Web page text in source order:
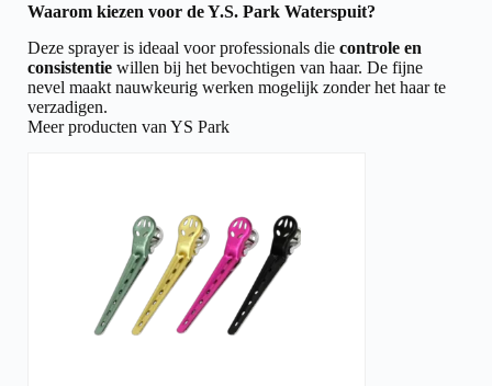
Waarom kiezen voor de Y.S. Park Waterspuit?
Deze sprayer is ideaal voor professionals die controle en
consistentie willen bij het bevochtigen van haar. De fijne
nevel maakt nauwkeurig werken mogelijk zonder het haar te
verzadigen.
Meer producten van YS Park